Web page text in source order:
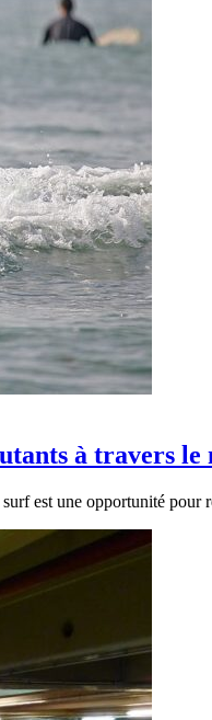
à travers le
est une opportunité